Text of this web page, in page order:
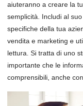
aiuteranno a creare la
semplicità. Includi al
specifiche della tua
vendita e marketing e
lettura. Si tratta di uno
importante che le
comprensibili, anche